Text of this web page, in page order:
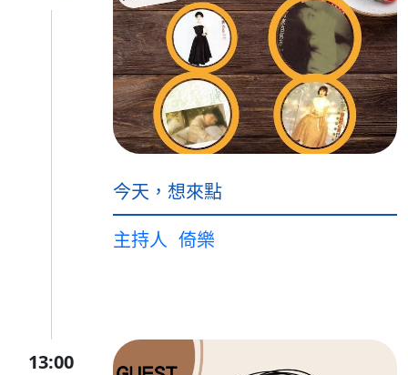
今天，想來點
主持人 倚樂
13:00